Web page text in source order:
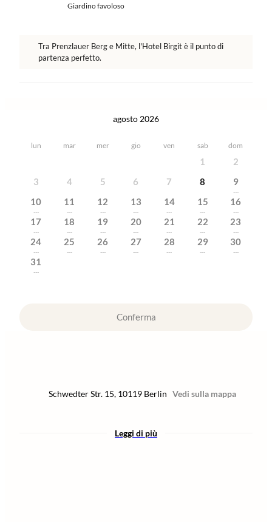
Giardino favoloso
Tra Prenzlauer Berg e Mitte, l'Hotel Birgit è il punto di
partenza perfetto.
agosto 2026
lun mar mer gio ven sab dom
1
2
3
4 5 6 7 8 9
---
10
---
11
---
12
---
13
---
14
---
15
---
16
---
17
---
18
---
19
---
20
---
21
---
22
---
23
---
24
---
25
---
26
---
27
---
28
---
29
---
30
---
31
---
Conferma
Schwedter Str. 15, 10119 Berlin Vedi sulla mappa
Leggi di più